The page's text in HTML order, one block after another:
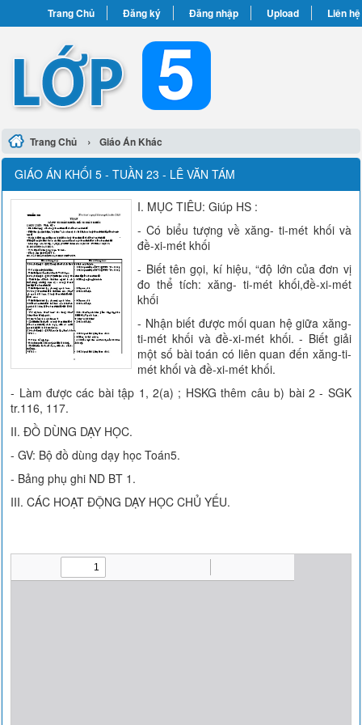
Trang Chủ Đăng ký Đăng nhập Upload Liên hệ
Trang Chủ › Giáo Án Khác
GIÁO ÁN KHỐI 5 - TUẦN 23 - LÊ VĂN TÁM
I. MỤC TIÊU: Giúp HS :
- Có biểu tượng về xăng- ti-mét khối và
đề-xi-mét khối
- Biết tên gọi, kí hiệu, “độ lớn của đơn vị
đo thể tích: xăng- ti-mét khối,đề-xi-mét
khối
- Nhận biết được mối quan hệ giữa xăng-
ti-mét khối và đề-xi-mét khối. - Biết giải
một số bài toán có liên quan đến xăng-ti-
mét khối và đề-xi-mét khối.
- Làm được các bài tập 1, 2(a) ; HSKG thêm câu b) bài 2 - SGK
tr.116, 117.
II. ĐỒ DÙNG DẠY HỌC.
- GV: Bộ đồ dùng dạy học Toán5.
- Bảng phụ ghi ND BT 1.
III. CÁC HOẠT ĐỘNG DẠY HỌC CHỦ YẾU.